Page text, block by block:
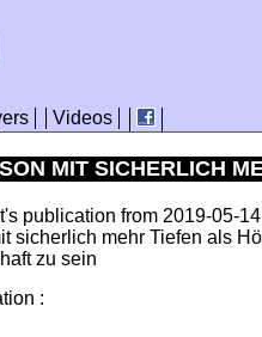
Videos
MIT SICHERLICH
publication from 2019-05-
sicherlich mehr Tiefen als
zu sein
: